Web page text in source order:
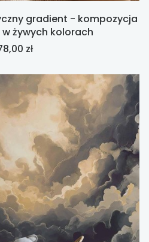
gradient - kompozycja
żywych kolorach
zł